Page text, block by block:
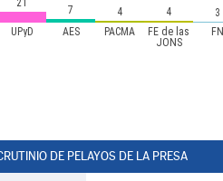
UPyD AES PACMA
FE de las
JONS
FN
21
7 4 4 3
DE PELAYOS DE LA PRESA